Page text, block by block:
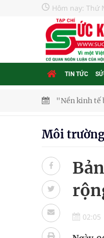
Hôm nay: Thứ
TIN TỨC
"Nền kinh tế
Không chỉ
Bệnh viện
cầu
Ung thư
Môi
02:05